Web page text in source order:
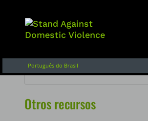
Otros recursos
Français
Português do Brasil